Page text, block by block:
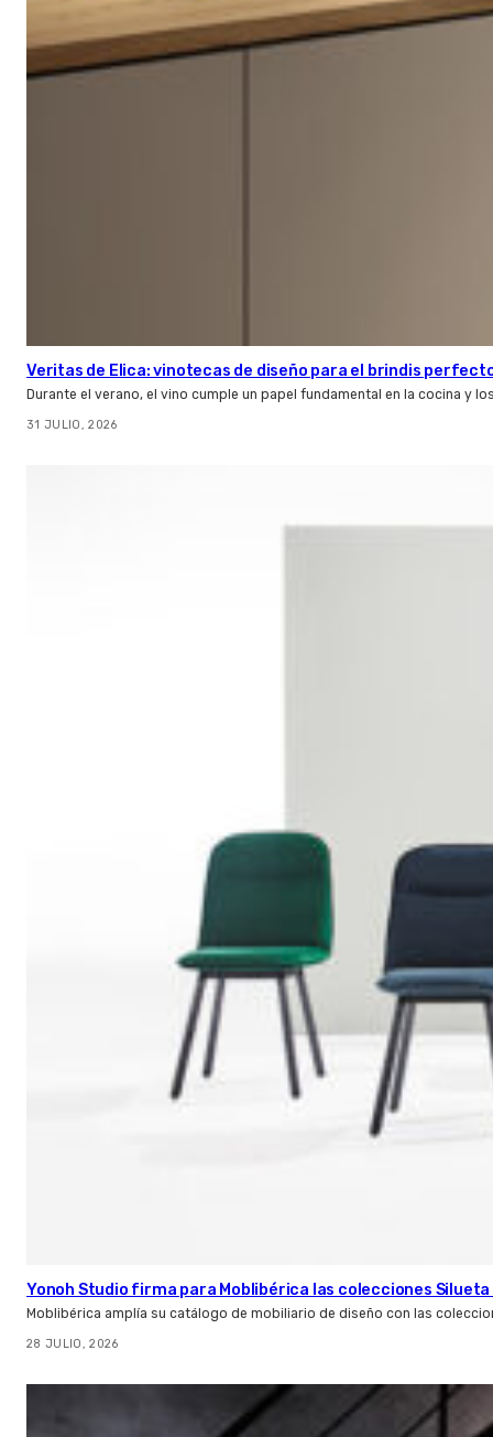
Veritas de Elica: vinotecas de diseño para el brindis
Durante el verano, el vino cumple un papel fundamental en la cocina y
31 JULIO, 2026
Yonoh Studio firma para Moblibérica las colecciones Silueta
Moblibérica amplía su catálogo de mobiliario de diseño con las
28 JULIO, 2026